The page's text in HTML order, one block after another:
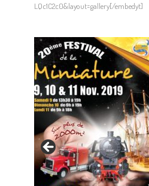
LQc1C2c0&layout=gallery[/embedyt]